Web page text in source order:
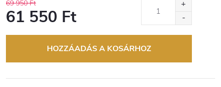
69 950 Ft
61 550 Ft
HOZZÁADÁS A KOSÁRHOZ